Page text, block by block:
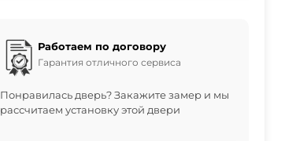
Работаем по договору
Гарантия отличного сервиса
Понравилась дверь? Закажите замер и мы
рассчитаем установку этой двери